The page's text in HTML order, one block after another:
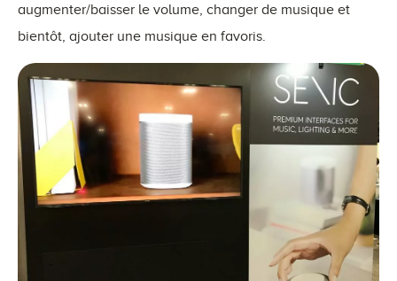
augmenter/baisser le volume, changer de musique et
bientôt, ajouter une musique en favoris.